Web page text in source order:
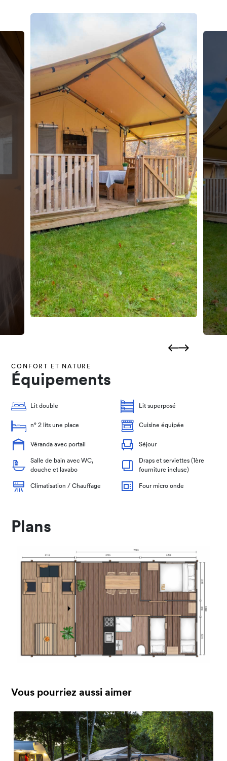
CONFORT ET NATURE
Équipements
Lit double Lit superposé
n° 2 lits une place Cuisine équipée
Véranda avec portail Séjour
Salle de bain avec WC,
douche et lavabo
Draps et serviettes (1ère
fourniture incluse)
Climatisation / Chauffage Four micro onde
Plans
Vous pourriez aussi aimer